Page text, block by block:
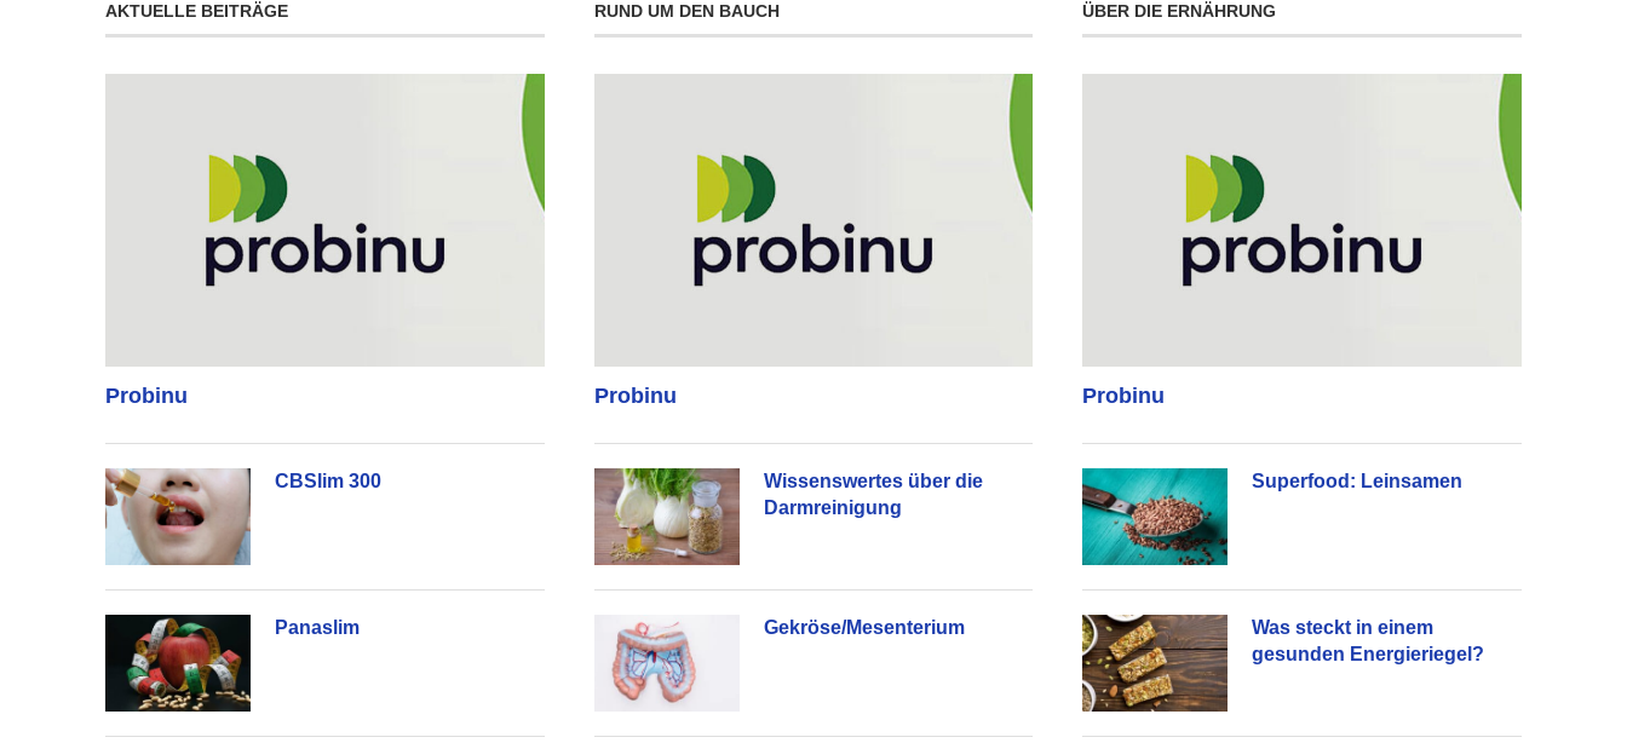
AKTUELLE BEITRÄGE
Probinu
CBSlim 300
Panaslim
RUND UM DEN BAUCH
Probinu
Wissenswertes über die
Darmreinigung
Gekröse/Mesenterium
ÜBER DIE ERNÄHRUNG
Probinu
Superfood: Leinsamen
Was steckt in einem
gesunden Energieriegel?